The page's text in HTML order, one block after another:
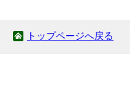
トップページへ戻る